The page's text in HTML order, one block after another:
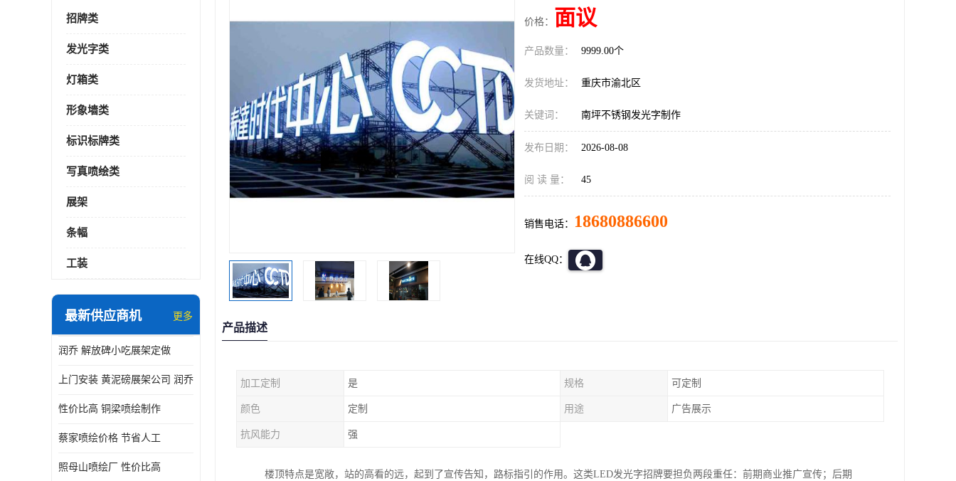
招牌类
发光字类
灯箱类
形象墙类
标识标牌类
写真喷绘类
展架
条幅
工装
最新供应商机 更多
润乔 解放碑小吃展架定做
上门安装 黄泥磅展架公司 润乔
性价比高 铜梁喷绘制作
蔡家喷绘价格 节省人工
照母山喷绘厂 性价比高
价格： 面议
产品数量： 9999.00个
发货地址： 重庆市渝北区
关键词： 南坪不锈钢发光字制作
发布日期： 2026-08-08
阅 读 量： 45
销售电话： 18680886600
在线QQ：
产品描述
加工定制 是 规格 可定制
颜色 定制 用途 广告展示
抗风能力 强
楼顶特点是宽敞，站的高看的远，起到了宣传告知，路标指引的作用。这类LED发光字招牌要担负两段重任：前期商业推广宣传；后期